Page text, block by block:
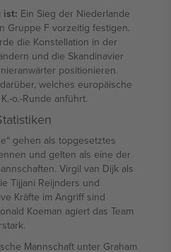
ist: Ein Sieg der Niederlande
Gruppe F vorzeitig festigen.
die Konstellation in der
und die Skandinavier
positionieren.
welches europäische
o.-Runde anführt.
gehen als topgesetztes
und gelten als eine der
Virgil van Dijk als
Tijjani Reijnders und
Kräfte im Angriff sind
Koeman agiert das Team
Mannschaft unter Graham